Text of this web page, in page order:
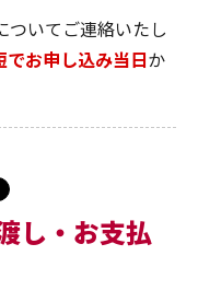
ついてご連絡いたし
でお申し込み当日か
し・お支払